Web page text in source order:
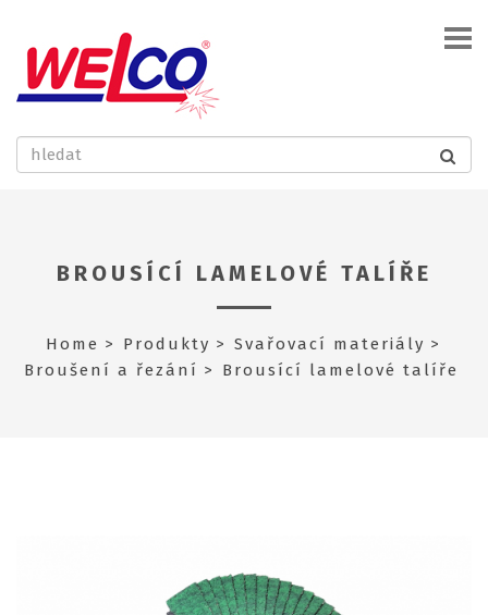
BROUSÍCÍ LAMELOVÉ TALÍŘE
Home Produkty
Svařovací materiály
Broušení a řezání
Brousící lamelové talíře